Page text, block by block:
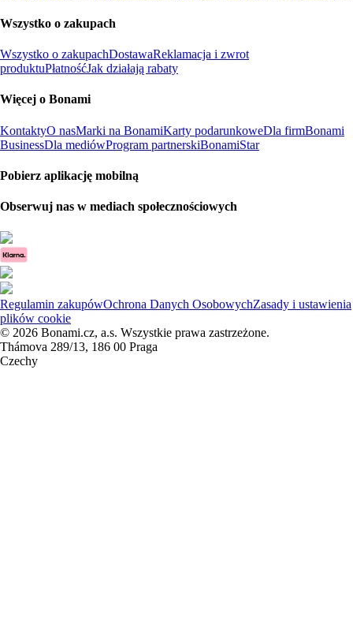
Wszystko o zakupach
Wszystko o zakupachDostawaReklamacja i zwrot
produktuPłatnośćJak działają rabaty
Więcej o Bonami
KontaktyO nasMarki na BonamiKarty podarunkoweDla firmBonami
BusinessDla mediówProgram partnerskiBonamiStar
Pobierz aplikację mobilną
Obserwuj nas w mediach społecznościowych
Regulamin zakupówOchrona Danych OsobowychZasady i ustawienia
plików cookie
© 2026 Bonami.cz, a.s. Wszystkie prawa zastrzeżone.
Thámova 289/13, 186 00 Praga
Czechy